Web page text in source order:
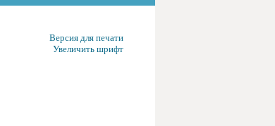
Версия для печати
Увеличить шрифт